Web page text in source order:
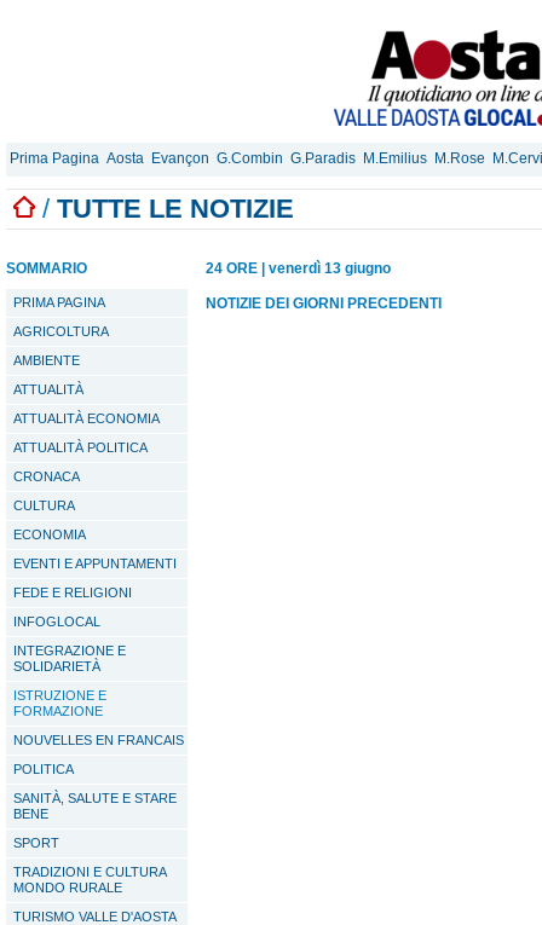
Prima Pagina Aosta Evançon G.Combin G.Paradis M.Emilius M.Rose
/ TUTTE LE NOTIZIE
SOMMARIO
PRIMA PAGINA
AGRICOLTURA
AMBIENTE
ATTUALITÀ
ATTUALITÀ ECONOMIA
ATTUALITÀ POLITICA
CRONACA
CULTURA
ECONOMIA
EVENTI E APPUNTAMENTI
FEDE E RELIGIONI
INFOGLOCAL
INTEGRAZIONE E
SOLIDARIETÀ
ISTRUZIONE E
FORMAZIONE
NOUVELLES EN FRANCAIS
POLITICA
SANITÀ, SALUTE E STARE
BENE
SPORT
TRADIZIONI E CULTURA
MONDO RURALE
TURISMO VALLE D'AOSTA
24 ORE venerdì 13 giugno
NOTIZIE DEI GIORNI PRECEDENTI